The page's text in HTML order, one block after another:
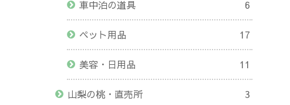
車中泊の道具 6
ペット用品 17
美容・日用品 11
山梨の桃・直売所 3